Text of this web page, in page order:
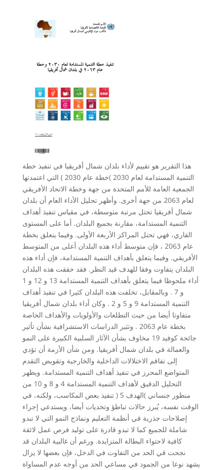
هذا التقرير هو تقييم لأداء بلدان شمال أفريقيا في تنفيذ خطة
التنمية المستدامة لعام 2030 )خطة عام 2030 ) التي اعتمدتها
الجمعية العامة للأمم المتحدة من جهة وخطة الاتحاد الأفريقي
لعام 2063 من جهة أخرى. وأظهر تحليل الأداء العام أن بلدان
شمال أفريقيا تحتل مرتبة متوسطة، في مقياس تنفيذ أهداف
التنمية المستدامة، مقارنة بجميع البلدان. أما على المستوى
القاري، فهي تحتل المراكز الأربعة الأولى. وفيما يتعلق بخطة
عام 2063 ، فإن متوسط أداء هذه البلدان أعلى من المتوسط
الأفريقي. وفيما يتعلق بأهداف التنمية المستدامة، فإن أداء هذه
البلدان يتفاوت وفقا للهدف قيد النظر. فقد حققت هذه البلدان
أداء ملحوظا فيما يتعلق بأهداف التنمية المستدامة 13 و 12 و 1
و 7 . وبالمقابل، تخلفت هذه البلدان كثيرا في تنفيذ أهداف
التنمية المستدامة 9 و 5 و 2 . وكان أداء بلدان شمال أفريقيا
متفاوتا أيضا من حيث التطلعات والأولويات والأهداف الخاصة
بخطة عام 2063 . وتثير الدراسات الاستشرافية بشأن تأثير
جائحة كوفيد 19 مخاوف بشأن الآثار السلبية الكبيرة على النمو
والعمالة في بلدان شمال أفريقيا. ومن شأن الأزمة أن تؤدي
إلى تفاقم الاختلالات الداخلية والخارجية وتقويض التقدم
المتواضع المحرز في تنفيذ أهداف التنمية المستدامة. ويظهر
التحليل الدقيق لأهداف التنمية المستدامة 4 و 8 و 10 من
منظور جنساني )الهدف 5 ( تنفيذ بعض المكاسب، ولكنه، في
الوقت نفسه، يُبرز حالات تباطؤ وتحديات أيضا، ويستدعي إجراء
إصلاحات جذرية في أنظمة التعليم ونماذج النمو التي لا تبدو
شاملة للجميع كما لا تبدو قادرة على توليد فرص عمل لائقة
كافية لاحتواء البطالة المتزايدة. ورغم أن غالبية البلدان قد
نجحت في الحد من التفاوت في الدخل، فإن بعضها لا يزال
يشهد نوعا من الجمود في مساعي الحد من أوجه عدم المساواة